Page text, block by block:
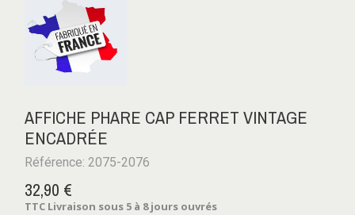
AFFICHE PHARE CAP FERRET VINTAGE
ENCADRÉE
Référence: 2075-2076
32,90 €
TTC Livraison sous 5 à 8 jours ouvrés